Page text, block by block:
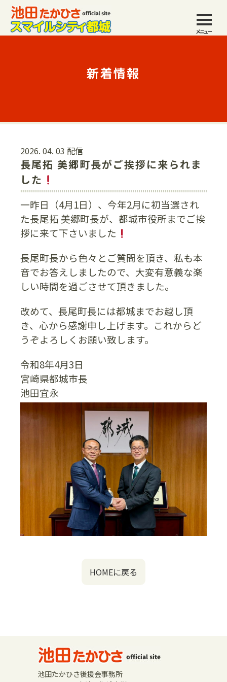
メニュー
新着情報
2026. 04. 03 配信
長尾拓 美郷町長がご挨拶に来られま
した
一昨日（4月1日）、今年2月に初当選され
た長尾拓 美郷町長が、都城市役所までご挨
拶に来て下さいました
長尾町長から色々とご質問を頂き、私も本
音でお答えしましたので、大変有意義な楽
しい時間を過ごさせて頂きました。
改めて、長尾町長には都城までお越し頂
き、心から感謝申し上げます。これからど
うぞよろしくお願い致します。
令和8年4月3日
宮崎県都城市長
池田宜永
HOMEに戻る
池田たかひさ後援会事務所